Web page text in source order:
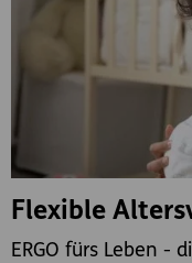
Flexible
ERGO fürs Leben -